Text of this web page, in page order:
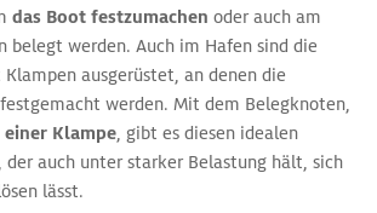
das Boot festzumachen oder auch am
belegt werden. Auch im Hafen sind die
ausgerüstet, an denen die
werden. Mit dem Belegknoten,
einer Klampe, gibt es diesen idealen
, der auch unter starker Belastung hält, sich
lässt.